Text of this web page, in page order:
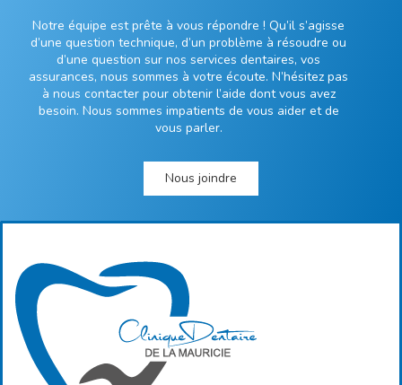
Notre équipe est prête à vous répondre ! Qu’il s’agisse
d’une question technique, d’un problème à résoudre ou
d’une question sur nos services dentaires, vos
assurances, nous sommes à votre écoute. N’hésitez pas
à nous contacter pour obtenir l’aide dont vous avez
besoin. Nous sommes impatients de vous aider et de
vous parler.
Nous joindre